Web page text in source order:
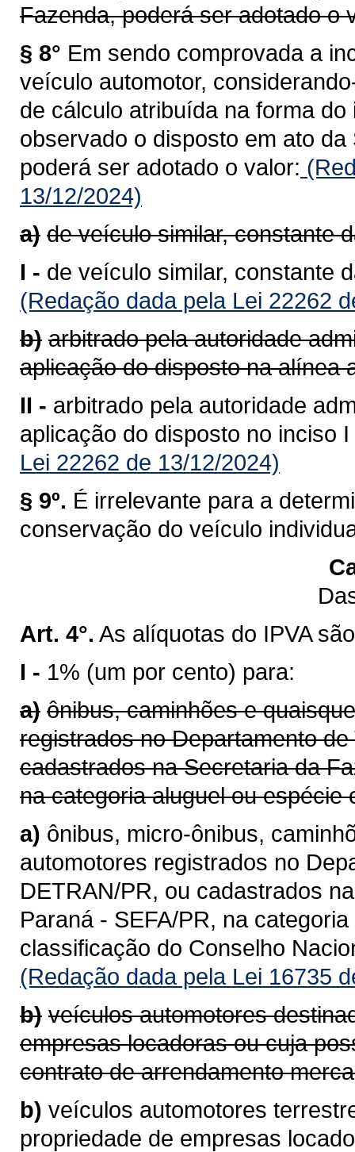
Fazenda, poderá ser adotado o
§ 8° Em sendo comprovada a
veículo automotor,
de cálculo atribuída na forma
observado o disposto em ato
poderá ser adotado o valor:
13/12/2024)
a) de veículo similar, constante
I - de veículo similar, constante
(Redação dada pela Lei 22262
b) arbitrado pela autoridade
aplicação do disposto na alínea
II - arbitrado pela autoridade
aplicação do disposto no inciso
Lei 22262 de 13/12/2024)
§ 9º. É irrelevante para a
conservação do veículo
Art. 4°. As alíquotas do IPVA
I - 1% (um por cento) para:
a) ônibus, caminhões e
registrados no Departamento
cadastrados na Secretaria da
na categoria aluguel ou espécie
a) ônibus, micro-ônibus,
automotores registrados no
DETRAN/PR, ou cadastrados
Paraná - SEFA/PR, na
classificação do Conselho
(Redação dada pela Lei 16735
b) veículos automotores
empresas locadoras ou cuja
contrato de arrendamento
b) veículos automotores
propriedade de empresas